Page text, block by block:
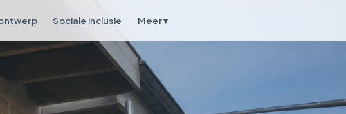
Sociale inclusie Meer ▾